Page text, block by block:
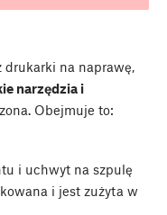
drukarki na naprawę,
narzędzia i
Obejmuje to:
i uchwyt na szpulę
i jest zużyta w